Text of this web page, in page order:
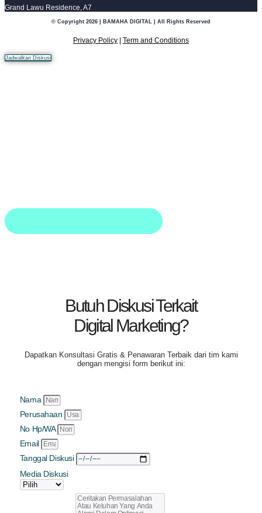
Grand Lawu Residence, A7
© Copyright 2026 | BAMAHA DIGITAL | All Rights Reserved
Privacy Policy | Term and Conditions
Jadwalkan Diskusi
Butuh Diskusi Terkait
Digital Marketing?
Dapatkan Konsultasi Gratis & Penawaran Terbaik dari tim kami
dengan mengisi form berikut ini:
Nama
Perusahaan
No Hp/WA
Email
Tanggal Diskusi
Media Diskusi